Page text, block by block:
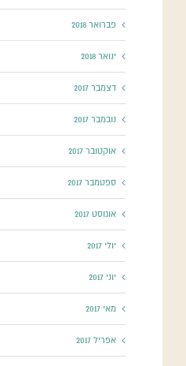
פברואר 2018
ינואר 2018
דצמבר 2017
נובמבר 2017
אוקטובר 2017
ספטמבר 2017
אוגוסט 2017
יולי 2017
יוני 2017
מאי 2017
אפריל 2017